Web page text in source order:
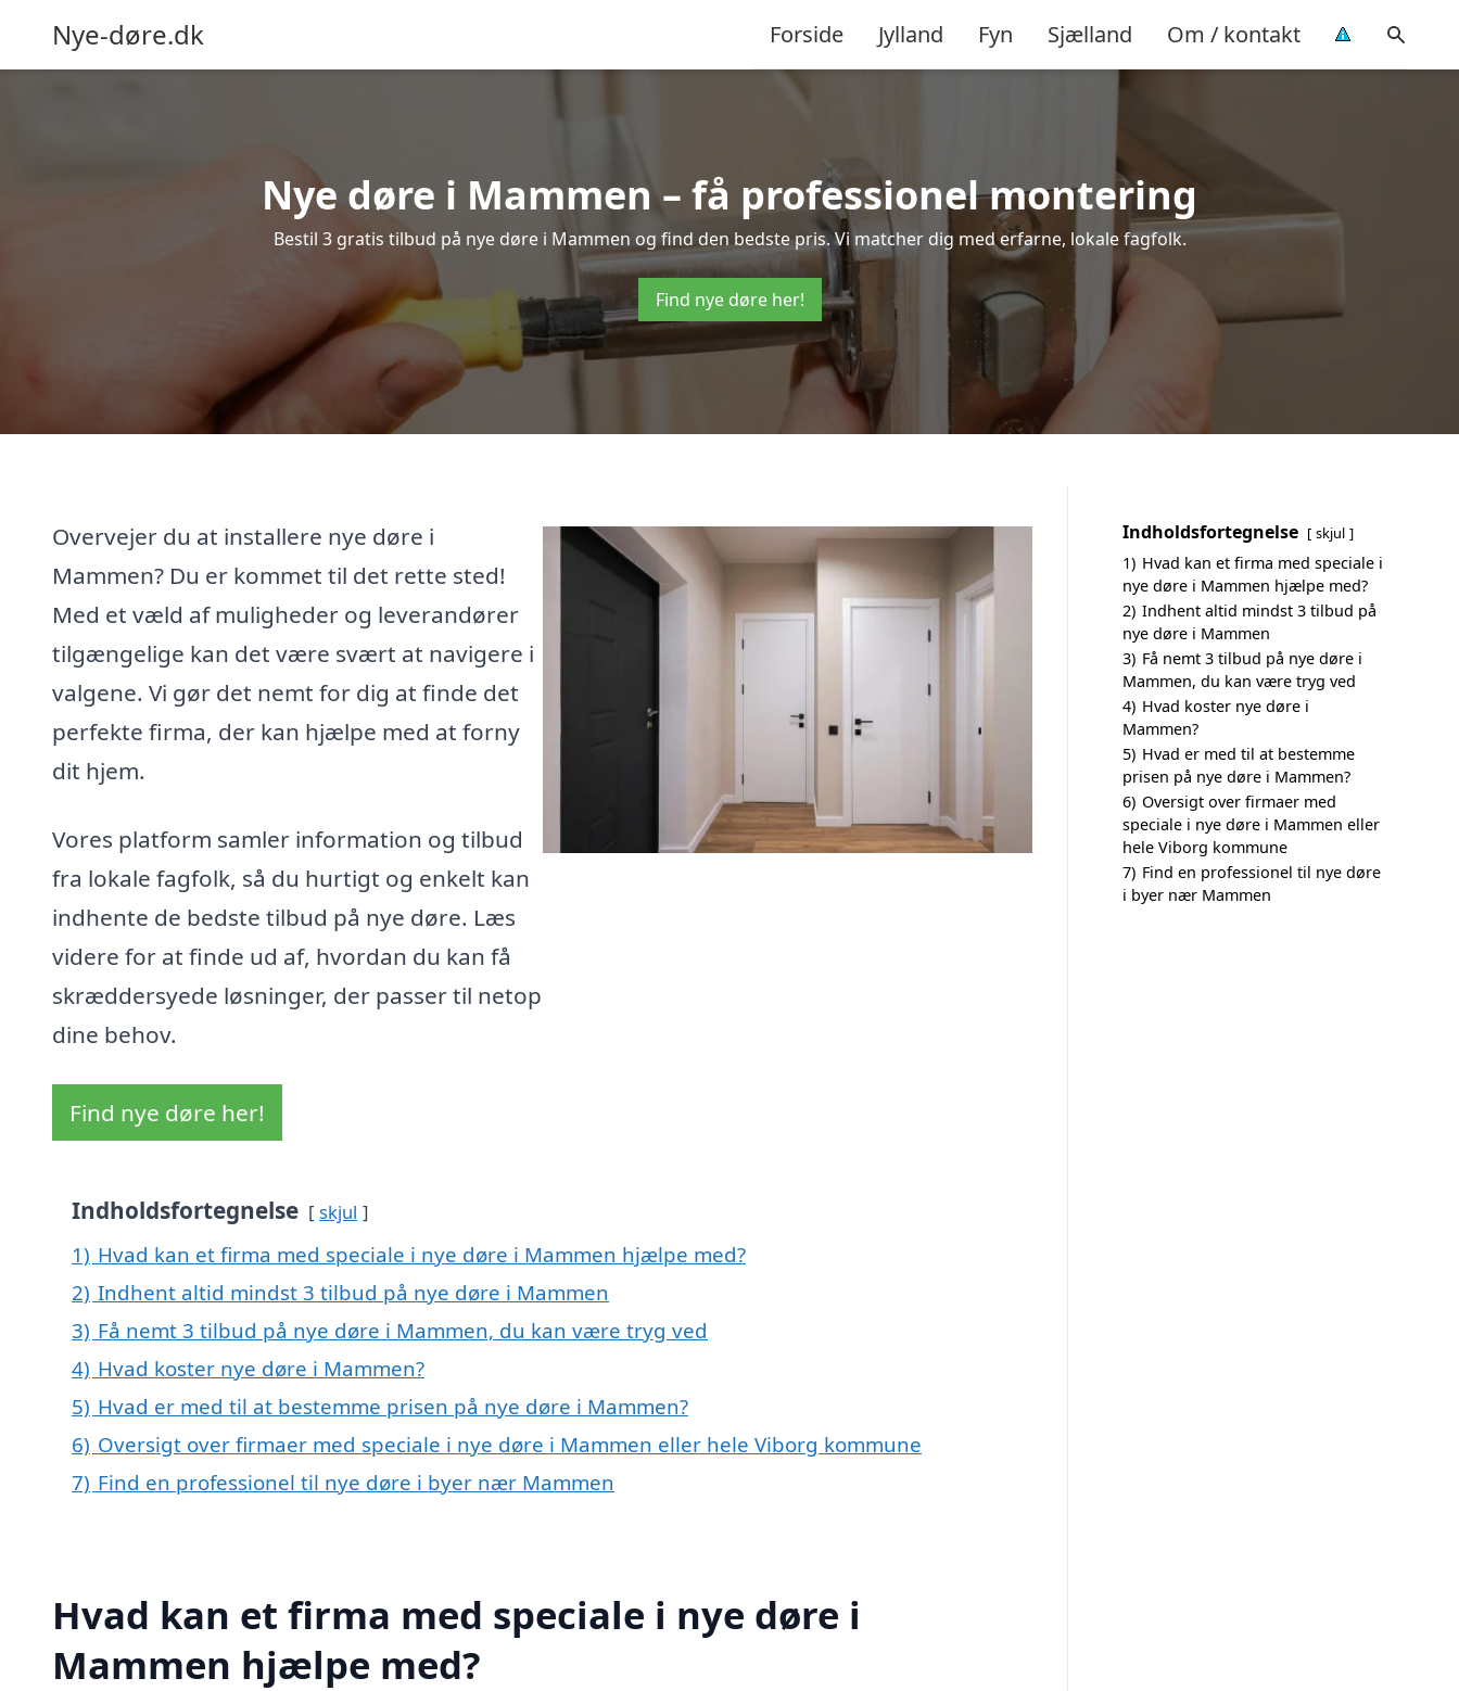
Nye-døre.dk Forside Jylland Fyn Sjælland Om / kontakt
Nye døre i Mammen – få professionel montering
Bestil 3 gratis tilbud på nye døre i Mammen og find den bedste pris. Vi matcher dig med erfarne, lokale fagfolk.
Find nye døre her!
Overvejer du at installere nye døre i
Mammen? Du er kommet til det rette sted!
Med et væld af muligheder og leverandører
tilgængelige kan det være svært at navigere i
valgene. Vi gør det nemt for dig at finde det
perfekte firma, der kan hjælpe med at forny
dit hjem.
Vores platform samler information og tilbud
fra lokale fagfolk, så du hurtigt og enkelt kan
indhente de bedste tilbud på nye døre. Læs
videre for at finde ud af, hvordan du kan få
skræddersyede løsninger, der passer til netop
dine behov.
Find nye døre her!
Indholdsfortegnelse skjul
1) Hvad kan et firma med speciale i nye døre i Mammen hjælpe med?
2) Indhent altid mindst 3 tilbud på nye døre i Mammen
3) Få nemt 3 tilbud på nye døre i Mammen, du kan være tryg ved
4) Hvad koster nye døre i Mammen?
5) Hvad er med til at bestemme prisen på nye døre i Mammen?
6) Oversigt over firmaer med speciale i nye døre i Mammen eller hele Viborg kommune
7) Find en professionel til nye døre i byer nær Mammen
Hvad kan et firma med speciale i nye døre i
Mammen hjælpe med?
Indholdsfortegnelse skjul
1) Hvad kan et firma med speciale i
nye døre i Mammen hjælpe med?
2) Indhent altid mindst 3 tilbud på
nye døre i Mammen
3) Få nemt 3 tilbud på nye døre i
Mammen, du kan være tryg ved
4) Hvad koster nye døre i
Mammen?
5) Hvad er med til at bestemme
prisen på nye døre i Mammen?
6) Oversigt over firmaer med
speciale i nye døre i Mammen eller
hele Viborg kommune
7) Find en professionel til nye døre
i byer nær Mammen